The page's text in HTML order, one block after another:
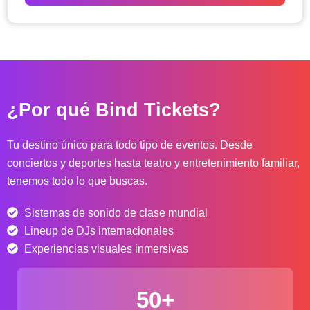
d
p
c
i
s
:
d
d
$
¿Por qué Bind Tickets?
Tu destino único para todo tipo de eventos. Desde
conciertos y deportes hasta teatro y entretenimiento familiar,
tenemos todo lo que buscas.
Sistemas de sonido de clase mundial
Lineup de DJs internacionales
Experiencias visuales inmersivas
50+